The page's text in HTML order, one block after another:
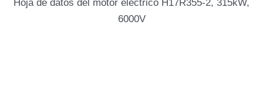
Hoja de datos del motor eléctrico H17R355-2, 315kW,
6000V